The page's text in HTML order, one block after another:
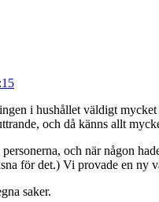
i hushållet väldigt
och då känns allt
och när någon
för det.) Vi provade en ny
saker.